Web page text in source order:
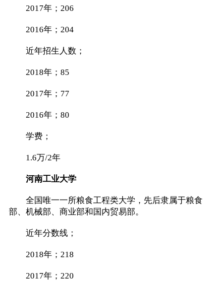
2017年；206
2016年；204
近年招生人数；
2018年；85
2017年；77
2016年；80
学费；
1.6万/2年
河南工业大学
全国唯一一所粮食工程类大学，先后隶属于粮食
部、机械部、商业部和国内贸易部。
近年分数线；
2018年；218
2017年；220